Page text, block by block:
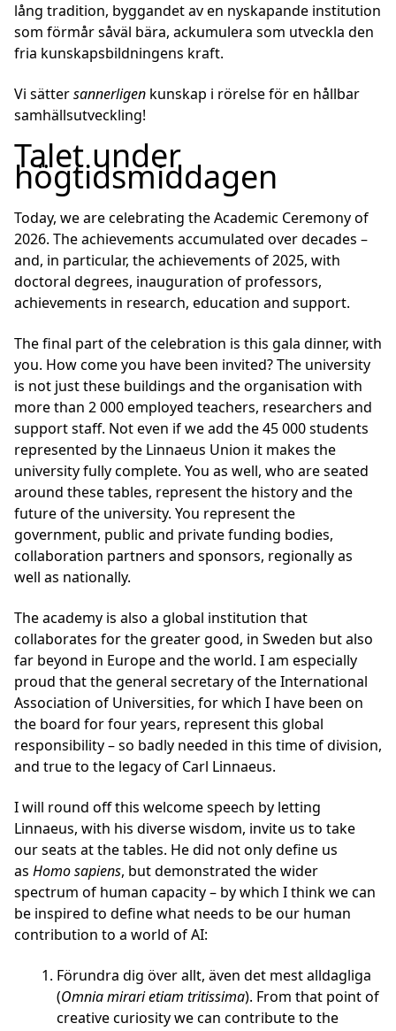
lång tradition, byggandet av en nyskapande institution
som förmår såväl bära, ackumulera som utveckla den
fria kunskapsbildningens kraft.
Vi sättersannerligen kunskap i rörelse för en hållbar
samhällsutveckling!
Talet under
högtidsmiddagen
Today, we are celebrating the Academic Ceremony of
2026. The achievements accumulated over decades –
and, in particular, the achievements of 2025, with
doctoral degrees, inauguration of professors,
achievements in research, education and support.
The final part of the celebration is this gala dinner, with
you. How come you have been invited? The university
is not just these buildings and the organisation with
more than 2 000 employed teachers, researchers and
support staff. Not even if we add the 45 000 students
represented by the Linnaeus Union it makes the
university fully complete. You as well, who are seated
around these tables, represent the history and the
future of the university. You represent the
government, public and private funding bodies,
collaboration partners and sponsors, regionally as
well as nationally.
The academy is also a global institution that
collaborates for the greater good, in Sweden but also
far beyond in Europe and the world. I am especially
proud that the general secretary of the International
Association of Universities, for which I have been on
the board for four years, represent this global
responsibility – so badly needed in this time of division,
and true to the legacy of Carl Linnaeus.
I will round off this welcome speech by letting
Linnaeus, with his diverse wisdom, invite us to take
our seats at the tables. He did not only define us
as Homo sapiens, but demonstrated the wider
spectrum of human capacity – by which I think we can
be inspired to define what needs to be our human
contribution to a world of AI:
Förundra dig över allt, även det mest alldagliga
(Omnia mirari etiam tritissima). From that point of
creative curiosity we can contribute to the